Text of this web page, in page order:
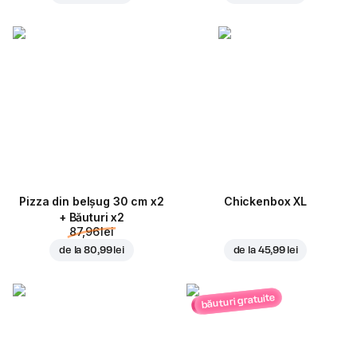
Pizza din belșug 30 cm x2
+ Băuturi x2
87,96 lei
de la80,99 lei
Chickenbox XL
de la 45,99 lei
băuturi gratuite